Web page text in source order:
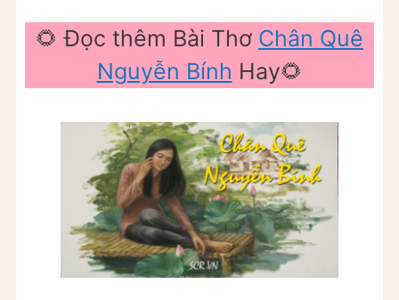
🌻 Đọc thêm Bài Thơ Chân Quê
Nguyễn Bính Hay🌻